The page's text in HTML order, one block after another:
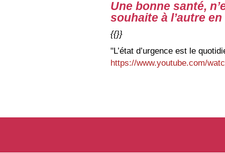
Une bonne santé,
souhaite à l’autre
{{}}
"L’état d’urgence est le
https://www.youtube.com/